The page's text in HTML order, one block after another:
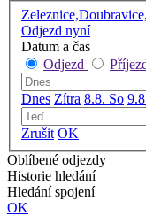
Zeleznice,Doubravice,
Odjezd nyní
Datum a čas
Odjezd
Dnes Zítra 8.8. So
Zrušit OK
Oblíbené odjezdy
Historie hledání
Hledání spojení
OK